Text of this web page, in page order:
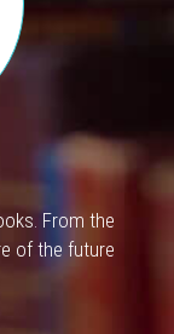
From the
of the future